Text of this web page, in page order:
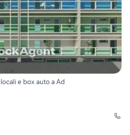
e box auto a Ad